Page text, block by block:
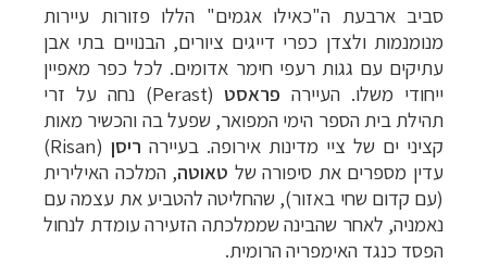
סביב ארבעת ה"כאילו אגמים" הללו פזורות עיירות
מנומנמות ולצדן כפרי דייגים ציורים, הבנויים בתי אבן
עתיקים עם גגות רעפי חימר אדומים. לכל כפר מאפיין
ייחודי משלו. העיירה פראסט
(Perast) נחה על זרי
תהילת בית הספר הימי המפואר, שפעל בה והכשיר מאות
קציני ים של ציי מדינות אירופה. בעיירה ריסן (
Risan
)
עדין מספרים את סיפורה של טאוטה, המלכה האילירית
(עם קדום שחי באזור), שהחליטה להטביע את עצמה עם
נאמניה, לאחר שהבינה שממלכתה הזעירה עומדת לנחול
הפסד כנגד האימפריה הרומית.